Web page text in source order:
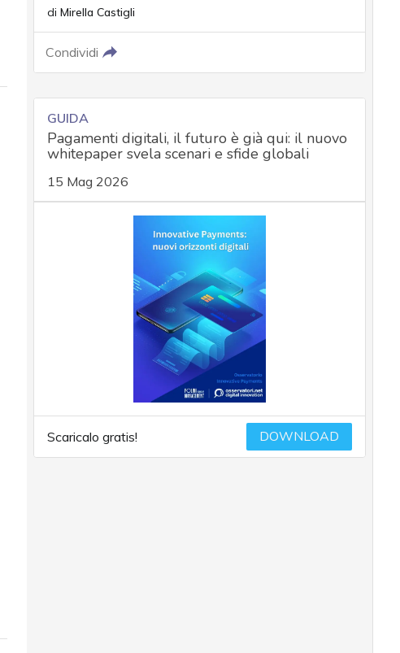
di Mirella Castigli
Condividi
GUIDA
Pagamenti digitali, il futuro è già qui: il nuovo
whitepaper svela scenari e sfide globali
15 Mag 2026
Scaricalo gratis! DOWNLOAD